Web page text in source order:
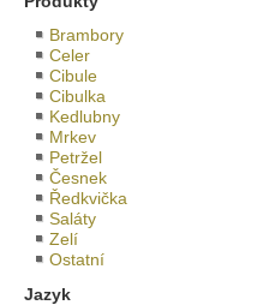
Brambory
Celer
Cibule
Cibulka
Kedlubny
Mrkev
Petržel
Česnek
Ředkvička
Saláty
Zelí
Ostatní
Jazyk